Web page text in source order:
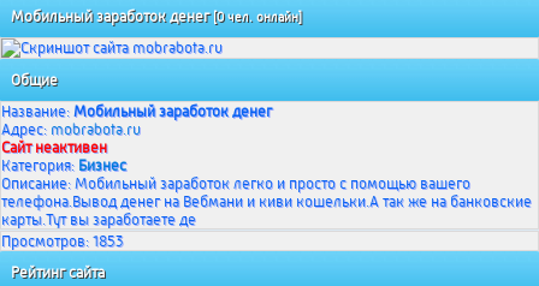
Мобильный заработок денег [0 чел. онлайн]
Общие
Название: Мобильный заработок денег
Адрес: mobrabota.ru
Сайт неактивен
Категория: Бизнес
Описание: Мобильный заработок легко и просто с помощью вашего
телефона.Вывод денег на Вебмани и киви кошельки.А так же на банковские
карты.Тут вы заработаете де
Просмотров: 1853
Рейтинг сайта